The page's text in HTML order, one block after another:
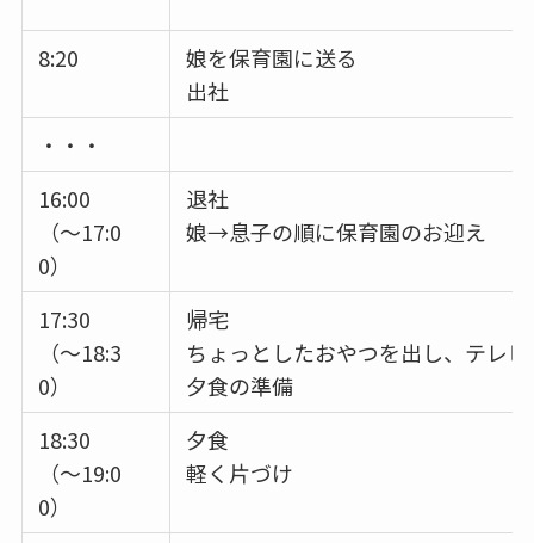
8:20
娘を保育園に送る
出社
・・・
16:00
（～17:0
0）
退社
娘→息子の順に保育園のお迎え
17:30
（～18:3
0）
帰宅
ちょっとしたおやつを出し、テレ
夕食の準備
18:30
（～19:0
0）
夕食
軽く片づけ